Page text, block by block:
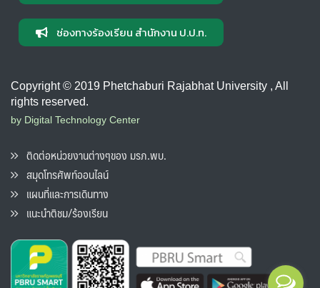
ช่องทางร้องเรียน สำนักงาน ป.ป.ท.
Copyright © 2019 Phetchaburi Rajabhat University , All
rights reserved.
by Digital Technology Center
ติดต่อหน่วยงานต่างๆของ มรภ.พบ.
สมุดโทรศัพท์ออนไลน์
แผนที่และการเดินทาง
แนะนำติชม/ร้องเรียน